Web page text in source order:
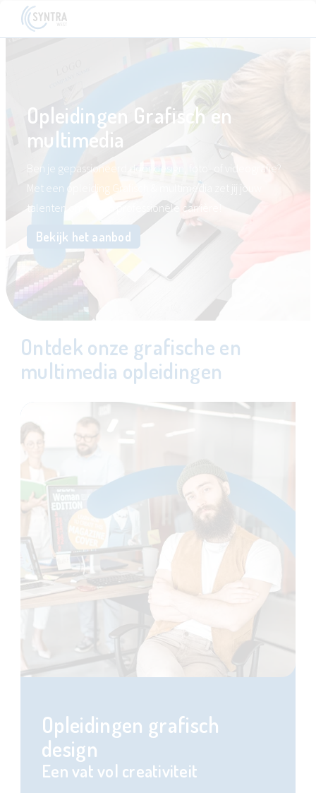
Opleidingen Grafisch en
multimedia
Ben je gepassioneerd door design, foto- of videografie?
Met een opleiding Grafisch & multimedia zet jij jouw
talenten om in een professionele carrière!
Bekijk het aanbod
Ontdek onze grafische en
multimedia opleidingen
Opleidingen grafisch
design
Een vat vol creativiteit